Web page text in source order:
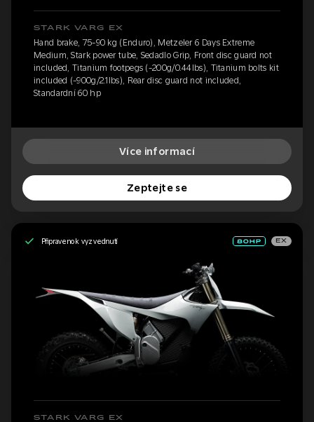
STARK VARG EX
Hand brake, 75-90 kg (Enduro), Metzeler 6 Days Extreme
Medium, Stark power tube, Sedadlo Grip, Front disc guard not
included, Titanium footpegs (-200g/0.44lbs), Titanium bolts kit
included (-900g/2.1lbs), Rear disc guard not included,
Standardní 60 hp
Více informací
Zeptejte se
Připraveno k vyzvednutí EX
STARK VARG EX